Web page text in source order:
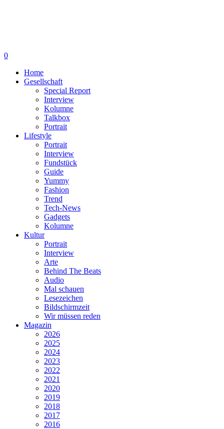
0
Home
Gesellschaft
Special Report
Interview
Kolumne
Talkbox
Portrait
Lifestyle
Portrait
Interview
Fundstück
Guide
Yummy
Fashion
Trend
Tech-News
Gadgets
Kolumne
Kultur
Portrait
Interview
Arte
Behind The Beats
Audio
Mal schauen
Lesezeichen
Bildschirmzeit
Wir müssen reden
Magazin
2026
2025
2024
2023
2022
2021
2020
2019
2018
2017
2016